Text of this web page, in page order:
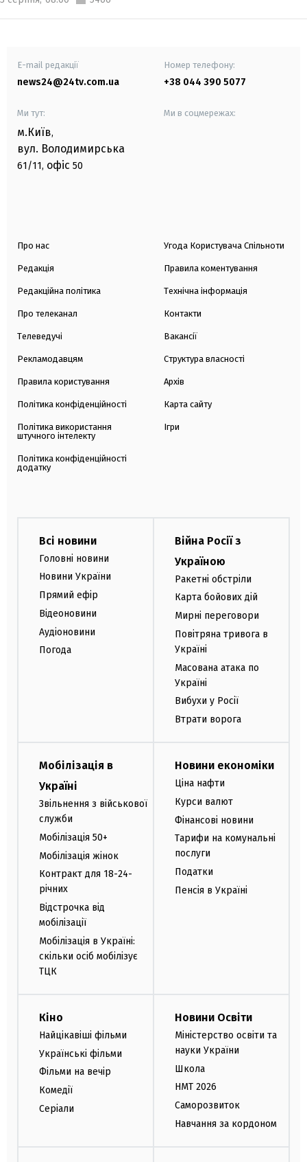
E-mail редакції
news24@24tv.com.ua
Номер телефону:
+38 044 390 5077
Ми тут:
м.Київ,
вул. Володимирська
61/11, офіс 50
Ми в соцмережах:
Про нас
Редакція
Редакційна політика
Про телеканал
Телеведучі
Рекламодавцям
Правила користування
Політика конфіденційності
Політика використання
штучного інтелекту
Політика конфіденційності
додатку
Угода Користувача Спільноти
Правила коментування
Технічна інформація
Контакти
Вакансії
Структура власності
Архів
Карта сайту
Ігри
Всі новини
Головні новини
Новини України
Прямий ефір
Відеоновини
Аудіоновини
Погода
Війна Росії з
Україною
Ракетні обстріли
Карта бойових дій
Мирні переговори
Повітряна тривога в
Україні
Масована атака по
Україні
Вибухи у Росії
Втрати ворога
Мобілізація в
Україні
Звільнення з військової
служби
Мобілізація 50+
Мобілізація жінок
Контракт для 18-24-
річних
Відстрочка від
мобілізації
Мобілізація в Україні:
скільки осіб мобілізує
ТЦК
Новини економіки
Ціна нафти
Курси валют
Фінансові новини
Тарифи на комунальні
послуги
Податки
Пенсія в Україні
Кіно
Найцікавіші фільми
Українські фільми
Фільми на вечір
Комедії
Серіали
Новини Освіти
Міністерство освіти та
науки України
Школа
НМТ 2026
Саморозвиток
Навчання за кордоном